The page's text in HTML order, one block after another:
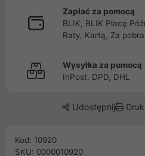
Zapłać za pomocą
BLIK, BLIK Płacę
Raty, Kartą, Za
Wysyłka za pomocą
InPost, DPD, DHL
Udostępnij
Kod: 10920
SKU: 0000010920